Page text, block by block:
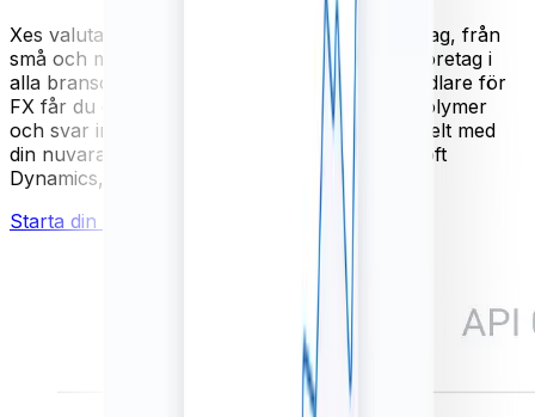
Xes valutadata API används av tusentals företag, från
små och medelstora företag till Fortune 500-företag i
alla branscher. Med vårt API för valutaomvandlare för
FX får du garanterad tillgänglighet, skalbara volymer
och svar inom millisekunder. Integrera det enkelt med
din nuvarande programvara, inklusive Microsoft
Dynamics, Oracle, Sage, SAP och mer.
Starta din kostnadsfria provperiod